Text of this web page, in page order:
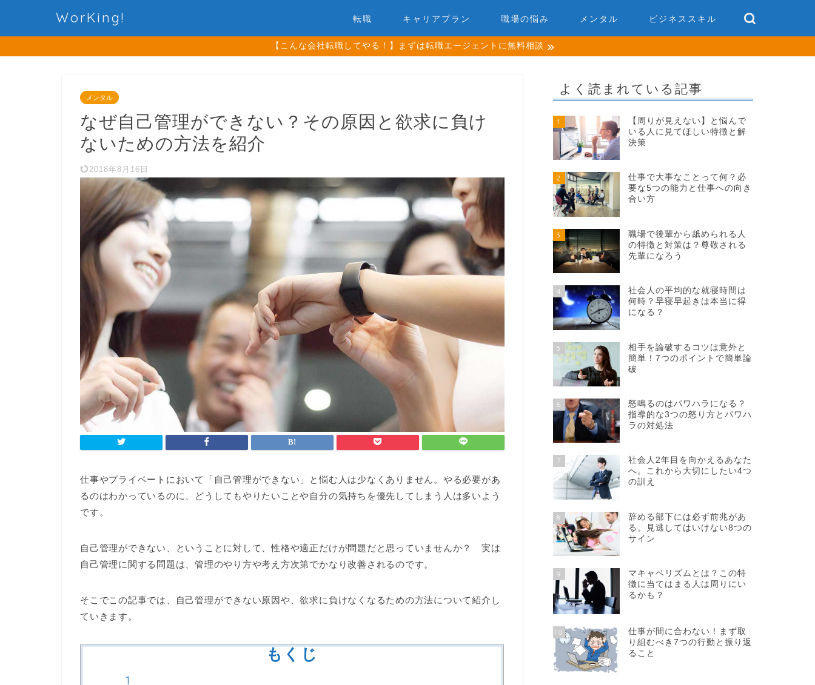
WorKing! 転職 キャリアプラン 職場の悩み メンタル ビジネススキル
【こんな会社転職してやる！】まずは転職エージェントに無料相談
メンタル
なぜ自己管理ができない？その原因と欲求に負け
ないための方法を紹介
2018年8月16日
仕事やプライベートにおいて「自己管理ができない」と悩む人は少なくありません。やる必要があ
るのはわかっているのに、どうしてもやりたいことや自分の気持ちを優先してしまう人は多いよう
です。
自己管理ができない、ということに対して、性格や適正だけが問題だと思っていませんか？ 実は
自己管理に関する問題は、管理のやり方や考え方次第でかなり改善されるのです。
そこでこの記事では、自己管理ができない原因や、欲求に負けなくなるための方法について紹介し
ていきます。
もくじ
よく読まれている記事
1
【周りが見えない】と悩んで
いる人に見てほしい特徴と解
決策
2
仕事で大事なことって何？必
要な5つの能力と仕事への向き
合い方
3
職場で後輩から舐められる人
の特徴と対策は？尊敬される
先輩になろう
4
社会人の平均的な就寝時間は
何時？早寝早起きは本当に得
になる？
5
相手を論破するコツは意外と
簡単！7つのポイントで簡単論
破
6
怒鳴るのはパワハラになる？
指導的な3つの怒り方とパワハ
ラの対処法
7
社会人2年目を向かえるあなた
へ。これから大切にしたい4つ
の訓え
8
辞める部下には必ず前兆があ
る。見逃してはいけない8つの
サイン
9
マキャベリズムとは？この特
徴に当てはまる人は周りにい
るかも？
10
仕事が間に合わない！まず取
り組むべき7つの行動と振り返
ること